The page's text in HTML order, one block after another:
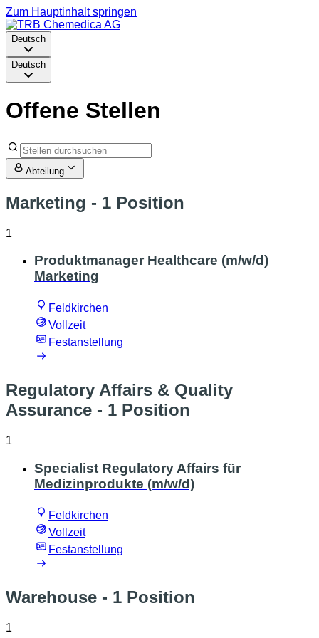
Zum Hauptinhalt springen
Deutsch
Deutsch
Offene Stellen
Abteilung
Marketing - 1 Position
1
Produktmanager Healthcare (m/w/d)
Marketing
Feldkirchen
Vollzeit
Festanstellung
Regulatory Affairs & Quality
Assurance - 1 Position
1
Specialist Regulatory Affairs für
Medizinprodukte (m/w/d)
Feldkirchen
Vollzeit
Festanstellung
Warehouse - 1 Position
1